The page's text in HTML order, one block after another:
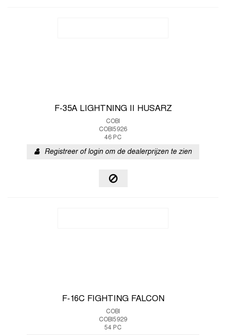
F-35A LIGHTNING II HUSARZ
COBI
COBI5926
46 PC
Registreer of login om de dealerprijzen te zien
F-16C FIGHTING FALCON
COBI
COBI5929
54 PC